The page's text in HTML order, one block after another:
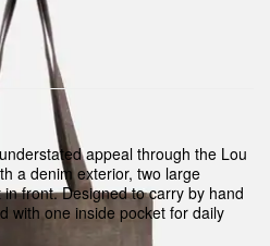
appeal through the Lou
a denim exterior, two large
front. Designed to carry by hand
with one inside pocket for daily